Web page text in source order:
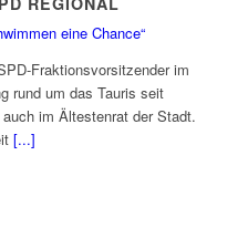
eine Chance“
Fraktionsvorsitzender im
rund um das Tauris seit
im Ältestenrat der Stadt.
[...]